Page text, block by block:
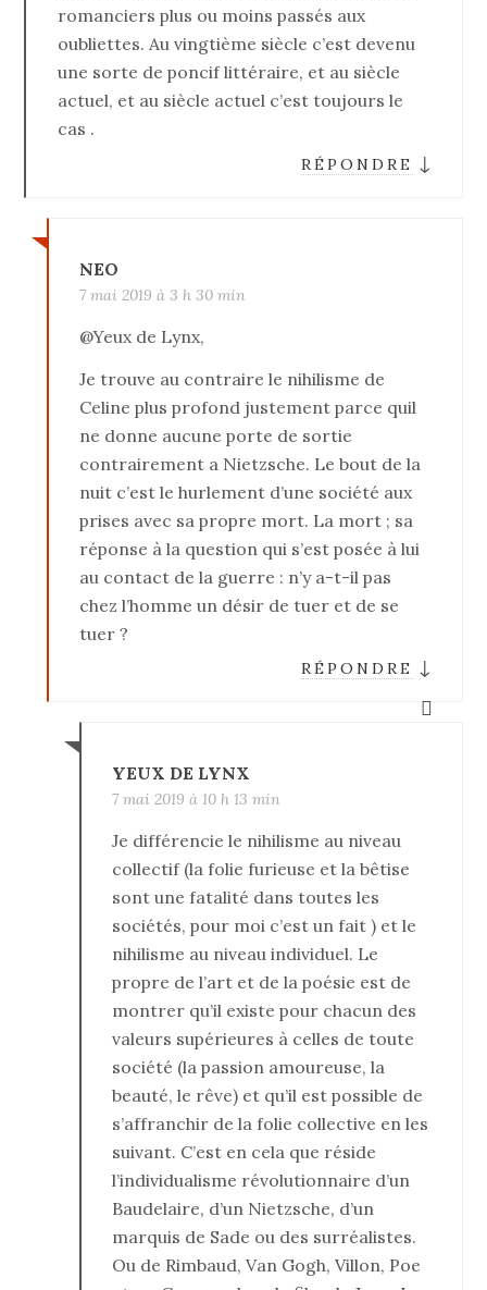
romanciers plus ou moins passés aux
oubliettes. Au vingtième siècle c’est devenu
une sorte de poncif littéraire, et au siècle
actuel, et au siècle actuel c’est toujours le
cas .
RÉPONDRE ↓
NEO
7 mai 2019 à 3 h 30 min
@Yeux de Lynx,
Je trouve au contraire le nihilisme de
Celine plus profond justement parce quil
ne donne aucune porte de sortie
contrairement a Nietzsche. Le bout de la
nuit c’est le hurlement d’une société aux
prises avec sa propre mort. La mort ; sa
réponse à la question qui s’est posée à lui
au contact de la guerre : n’y a-t-il pas
chez l’homme un désir de tuer et de se
tuer ?
RÉPONDRE ↓
YEUX DE LYNX
7 mai 2019 à 10 h 13 min
Je différencie le nihilisme au niveau
collectif (la folie furieuse et la bêtise
sont une fatalité dans toutes les
sociétés, pour moi c’est un fait ) et le
nihilisme au niveau individuel. Le
propre de l’art et de la poésie est de
montrer qu’il existe pour chacun des
valeurs supérieures à celles de toute
société (la passion amoureuse, la
beauté, le rêve) et qu’il est possible de
s’affranchir de la folie collective en les
suivant. C’est en cela que réside
l’individualisme révolutionnaire d’un
Baudelaire, d’un Nietzsche, d’un
marquis de Sade ou des surréalistes.
Ou de Rimbaud, Van Gogh, Villon, Poe